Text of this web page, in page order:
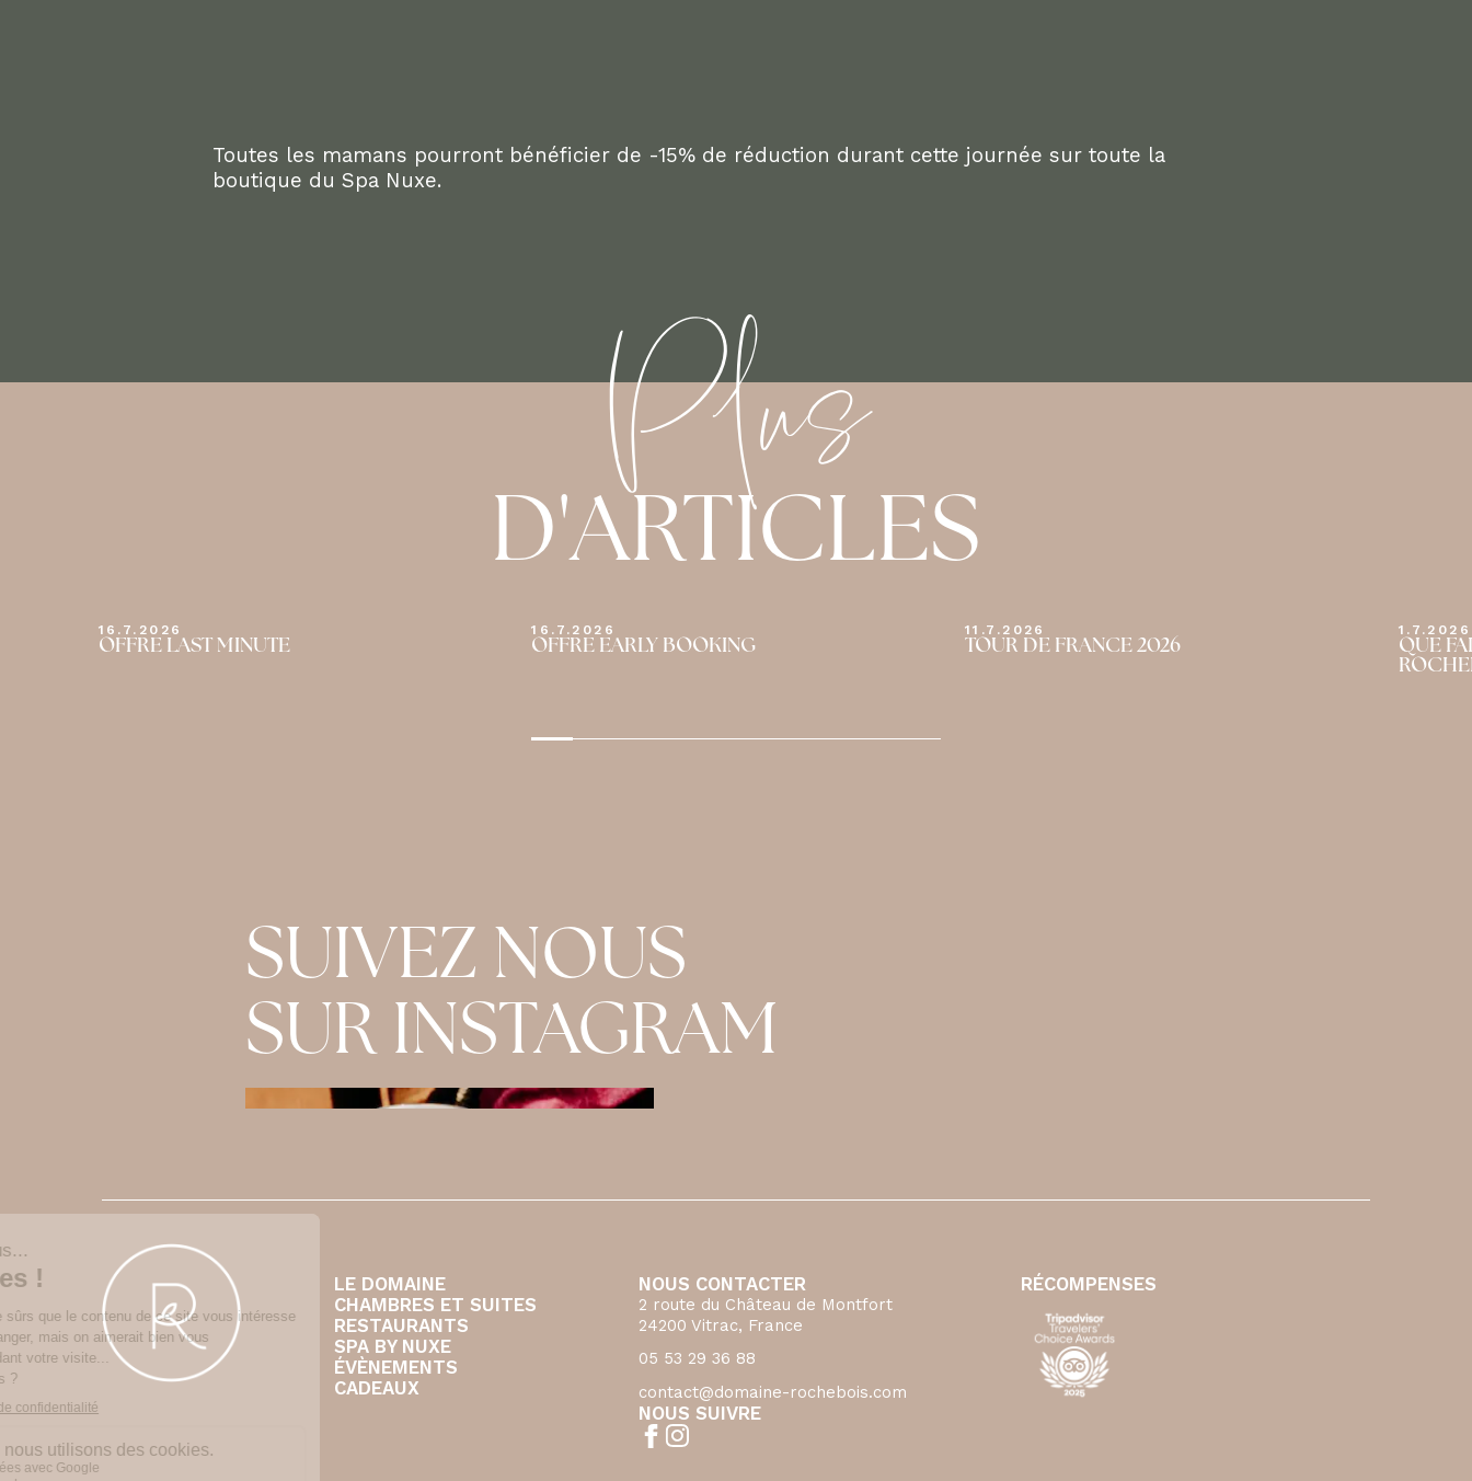
Toutes les mamans pourront bénéficier de -15% de réduction durant cette journée sur toute la
boutique du Spa Nuxe.
Plus
D'ARTICLES
16.7.2026
OFFRE LAST MINUTE
16.7.2026
OFFRE EARLY BOOKING
11.7.2026
TOUR DE FRANCE 2026
1.7.2026
QUE
SUIVEZ NOUS
SUR INSTAGRAM
LE DOMAINE
CHAMBRES ET SUITES
RESTAURANTS
SPA BY NUXE
ÉVÈNEMENTS
CADEAUX
NOUS CONTACTER
2 route du Château de Montfort
24200 Vitrac, France
05 53 29 36 88
contact@domaine-rochebois.com
NOUS SUIVRE
RÉCOMPENSES